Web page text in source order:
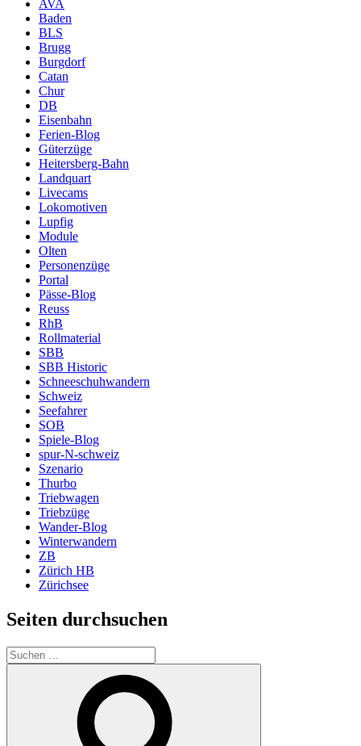
AVA
Baden
BLS
Brugg
Burgdorf
Catan
Chur
DB
Eisenbahn
Ferien-Blog
Güterzüge
Heitersberg-Bahn
Landquart
Livecams
Lokomotiven
Lupfig
Module
Olten
Personenzüge
Portal
Pässe-Blog
Reuss
RhB
Rollmaterial
SBB
SBB Historic
Schneeschuhwandern
Schweiz
Seefahrer
SOB
Spiele-Blog
spur-N-schweiz
Szenario
Thurbo
Triebwagen
Triebzüge
Wander-Blog
Winterwandern
ZB
Zürich HB
Zürichsee
Seiten durchsuchen
Suchen
nach: